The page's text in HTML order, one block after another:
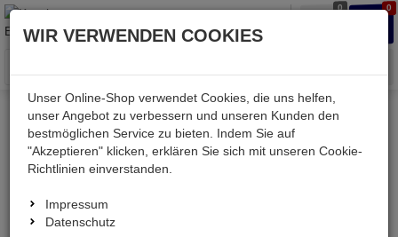
0 0
Menü
Weiter einkaufen Kessler electronic
Bauteile aktiv
AD694ARZ
WIR VERWENDEN COOKIES
Unser Online-Shop verwendet Cookies, die uns helfen,
unser Angebot zu verbessern und unseren Kunden den
bestmöglichen Service zu bieten. Indem Sie auf
"Akzeptieren" klicken, erklären Sie sich mit unseren Cookie-
Richtlinien einverstanden.
Impressum
Datenschutz